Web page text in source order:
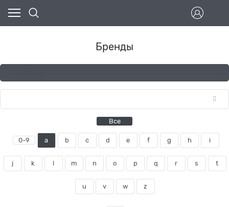
Бренды
Все
0-9 a b c d e f g h i
j k l m n o p q r s t
u v w z